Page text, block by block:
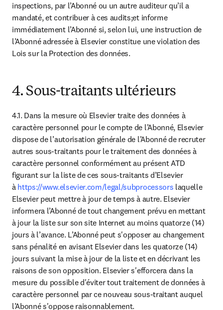
inspections, par l’Abonné ou un autre auditeur qu’il a
mandaté, et contribuer à ces audits;et informe
immédiatement l’Abonné si, selon lui, une instruction de
l’Abonné adressée à Elsevier constitue une violation des
Lois sur la Protection des données.
4. Sous-traitants ultérieurs
4.1. Dans la mesure où Elsevier traite des données à
caractère personnel pour le compte de l’Abonné, Elsevier
dispose de l’autorisation générale de l’Abonné de recruter
autres sous-traitants pour le traitement des données à
caractère personnel conformément au présent ATD
figurant sur la liste de ces sous-traitants d’Elsevier
à https://www.elsevier.com/legal/subprocessors laquelle
Elsevier peut mettre à jour de temps à autre. Elsevier
informera l’Abonné de tout changement prévu en mettant
à jour la liste sur son site Internet au moins quatorze (14)
jours à l’avance. L’Abonné peut s'opposer au changement
sans pénalité en avisant Elsevier dans les quatorze (14)
jours suivant la mise à jour de la liste et en décrivant les
raisons de son opposition. Elsevier s'efforcera dans la
mesure du possible d'éviter tout traitement de données à
caractère personnel par ce nouveau sous-traitant auquel
l’Abonné s'oppose raisonnablement.